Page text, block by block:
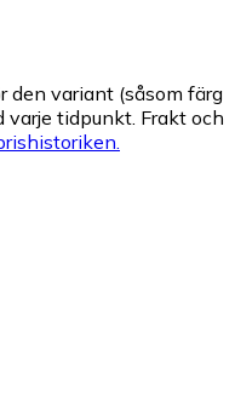
den variant (såsom färg
tidpunkt. Frakt och